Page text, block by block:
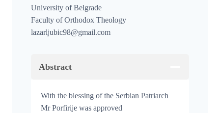
University of Belgrade
Faculty of Orthodox Theology
lazarljubic98@gmail.com
Abstract
With the blessing of the Serbian Patriarch
Mr Porfirije was approved